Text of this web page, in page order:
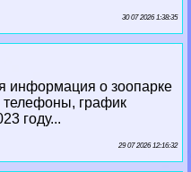
30 07 2026 1:38:35
информация о зоопарке
телефоны, график
году...
29 07 2026 12:16:32